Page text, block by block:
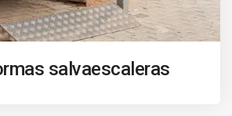
salvaescaleras